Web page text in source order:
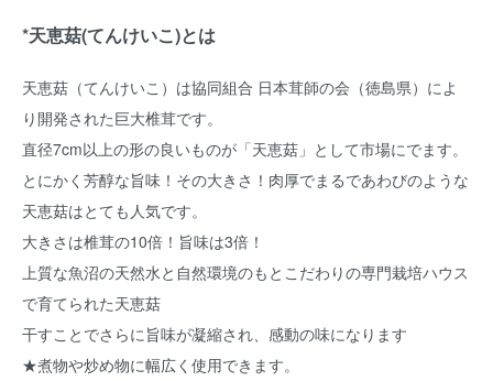
*天恵菇(てんけいこ)とは
天恵菇（てんけいこ）は協同組合 日本茸師の会（徳島県）によ
り開発された巨大椎茸です。
直径7cm以上の形の良いものが「天恵菇」として市場にでます。
とにかく芳醇な旨味！その大きさ！肉厚でまるであわびのような
天恵菇はとても人気です。
大きさは椎茸の10倍！旨味は3倍！
上質な魚沼の天然水と自然環境のもとこだわりの専門栽培ハウス
で育てられた天恵菇
干すことでさらに旨味が凝縮され、感動の味になります
★煮物や炒め物に幅広く使用できます。